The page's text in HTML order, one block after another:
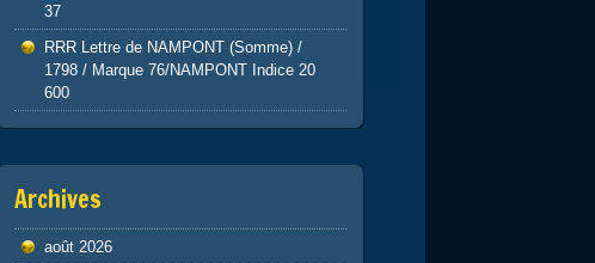
37
RRR Lettre de NAMPONT (Somme) /
1798 / Marque 76/NAMPONT Indice 20
600
Archives
août 2026